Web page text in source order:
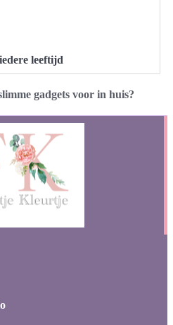
leeftijd
gadgets voor in huis?